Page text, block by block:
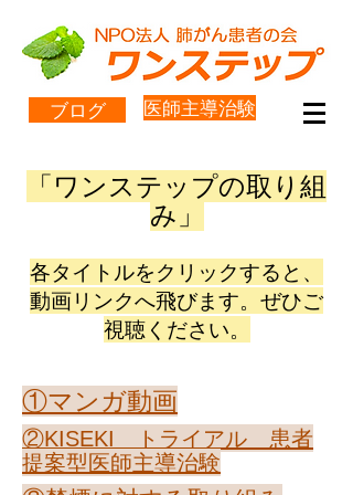
ブログ 医師主導治験
「ワンステップの取り組
み 」
各タイトルをクリックすると、
動画リンクへ飛びます。 ​ぜひご
視聴くださ い。
①マンガ動画
②KISEKI トライアル 患者
提案型医師主導治験